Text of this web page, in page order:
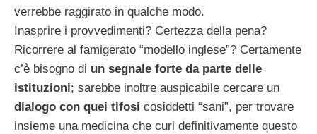
verrebbe raggirato in qualche modo.
Inasprire i provvedimenti? Certezza della pena?
Ricorrere al famigerato “modello inglese”? Certamente
c’è bisogno di un segnale forte da parte delle
istituzioni; sarebbe inoltre auspicabile cercare un
dialogo con quei tifosi cosiddetti “sani”, per trovare
insieme una medicina che curi definitivamente questo